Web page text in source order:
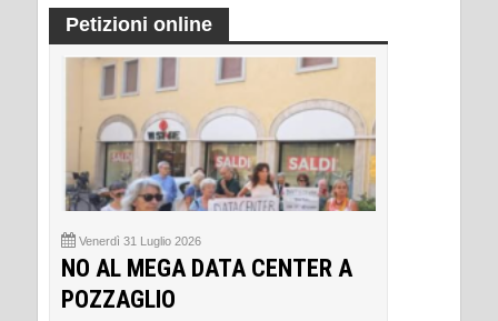
Petizioni online
Venerdì 31 Luglio 2026
NO AL MEGA DATA CENTER A
POZZAGLIO